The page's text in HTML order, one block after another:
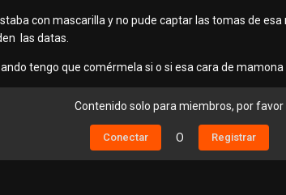
con mascarilla y no pude captar las tomas de
las datas.
tengo que comérmela si o si esa cara de mamona
Contenido solo para miembros, por favor
Conectar O Registrar